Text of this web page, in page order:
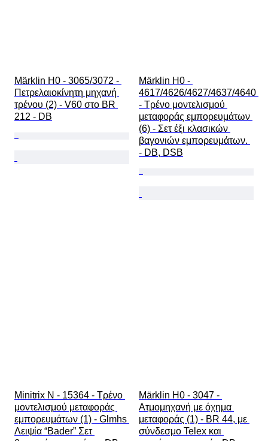
Märklin H0 - 3065/3072 -
Πετρελαιοκίνητη μηχανή
τρένου (2) - V60 στο BR
212 - DB
Märklin H0 -
4617/4626/4627/4637/4640
- Τρένο μοντελισμού
μεταφοράς εμπορευμάτων
(6) - Σετ έξι κλασικών
βαγονιών εμπορευμάτων.
- DB, DSB
Minitrix N - 15364 - Τρένο
μοντελισμού μεταφοράς
εμπορευμάτων (1) - Glmhs
Λειψία “Bader” Σετ
Märklin H0 - 3047 -
Ατμομηχανή με όχημα
μεταφοράς (1) - BR 44, με
σύνδεσμο Telex και